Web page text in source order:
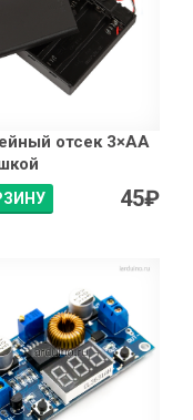
отсек 3×АA
45₽